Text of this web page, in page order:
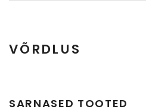
VÕRDLUS
Täisplaat
SARNASED TOOTED